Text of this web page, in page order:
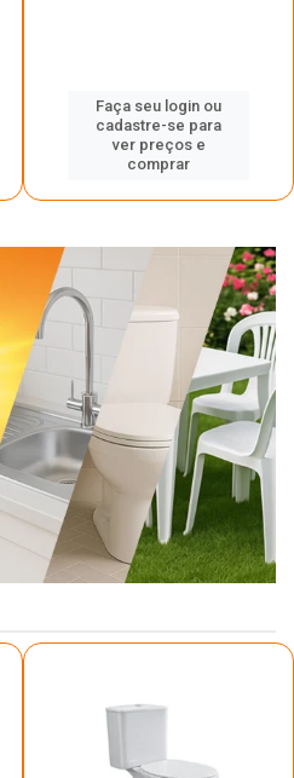
Faça seu login ou
cadastre-se para
ver preços e
comprar